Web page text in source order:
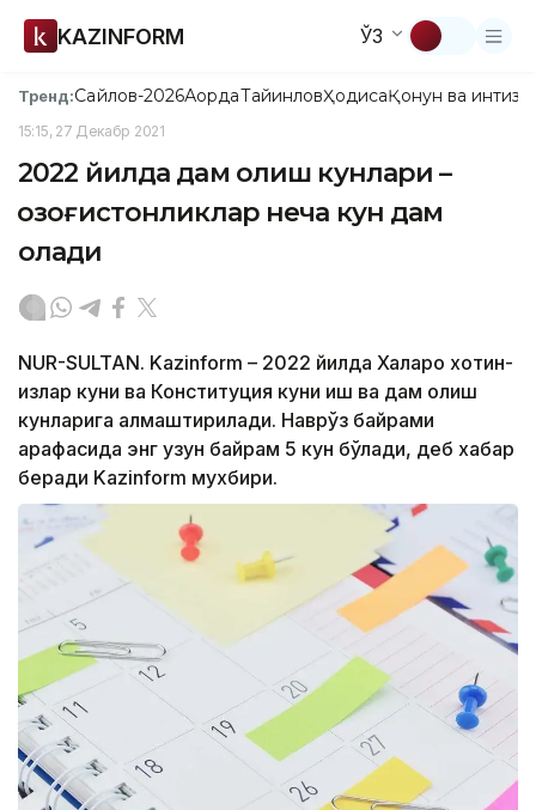
KAZINFORM ЎЗ
Тренд:Сайлов-2026АқордаТайинловҲодисаҚонун ва
15:15, 27 Декабр 2021
2022 йилда дам олиш кунлари –
Қозоғистонликлар неча кун дам
олади
NUR-SULTAN. Kazinform – 2022 йилда Халқаро хотин-
қизлар куни ва Конституция куни иш ва дам олиш
кунларига алмаштирилади. Наврўз байрами
арафасида энг узун байрам 5 кун бўлади, деб хабар
беради Kazinform мухбири.